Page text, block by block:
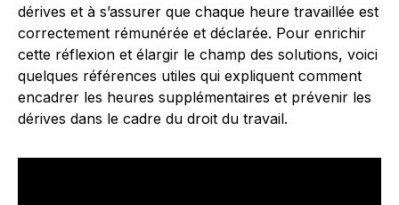
dérives et à s’assurer que chaque heure travaillée est
correctement rémunérée et déclarée. Pour enrichir
cette réflexion et élargir le champ des solutions, voici
quelques références utiles qui expliquent comment
encadrer les heures supplémentaires et prévenir les
dérives dans le cadre du droit du travail.